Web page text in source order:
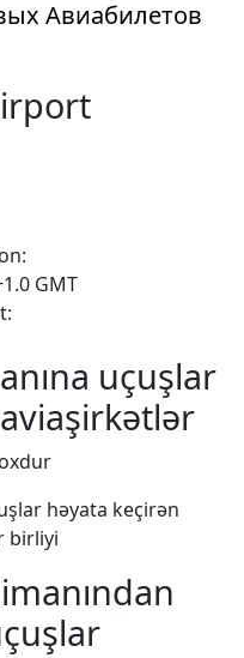
GMT
uçuşlar
həyata keçirən
birliyi